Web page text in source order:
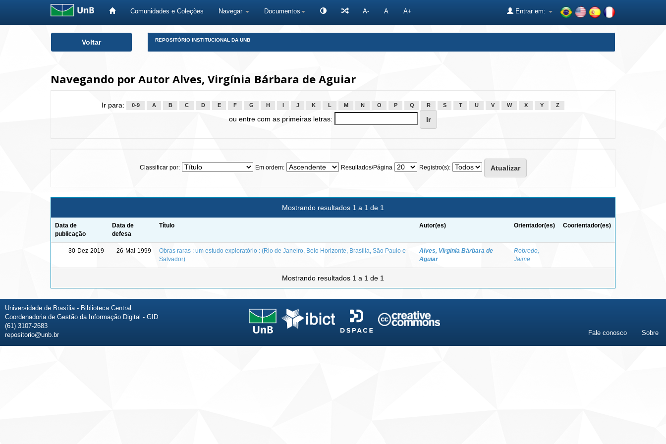
Comunidades e Coleções Navegar Documentos A- A A+ Entrar em:
Voltar REPOSITÓRIO INSTITUCIONAL DA UNB
Navegando por Autor Alves, Virgínia Bárbara de Aguiar
Ir para: 0-9 A B C D E F G H J K L M N O P Q R S T U V W X Y Z
ou entre com as primeiras letras:
Classificar por: Em ordem: Resultados/Página Registro(s):
Mostrando resultados 1 a 1 de 1
Data de
publicação
Data de
defesa
Título Autor(es) Orientador(es) Coorientador(es)
30-Dez-2019 26-Mai-1999
Obras raras : um estudo exploratório : (Rio de Janeiro, Belo Horizonte, Brasília, São Paulo e
Salvador)
Alves, Virgínia Bárbara de
Aguiar
Robredo,
Jaime
-
Mostrando resultados 1 a 1 de 1
Universidade de Brasília - Biblioteca Central
Coordenadoria de Gestão da Informação Digital - GID
(61) 3107-2683
repositorio@unb.br
Fale conosco Sobre